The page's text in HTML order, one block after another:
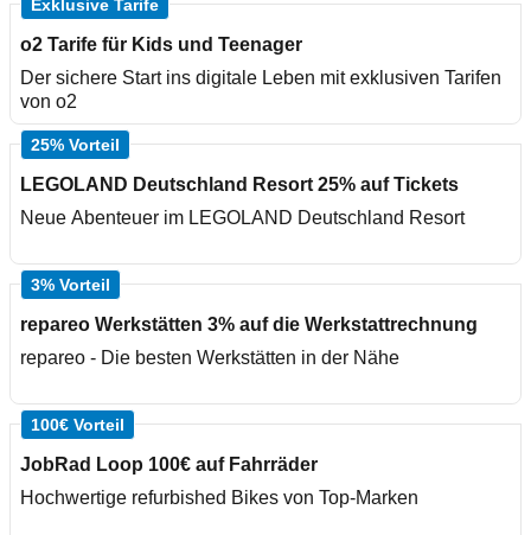
Exklusive Tarife
o2 Tarife für Kids und Teenager
Der sichere Start ins digitale Leben mit exklusiven Tarifen
von o2
25% Vorteil
LEGOLAND Deutschland Resort 25% auf Tickets
Neue Abenteuer im LEGOLAND Deutschland Resort
3% Vorteil
repareo Werkstätten 3% auf die Werkstattrechnung
repareo - Die besten Werkstätten in der Nähe
100€ Vorteil
JobRad Loop 100€ auf Fahrräder
Hochwertige refurbished Bikes von Top-Marken